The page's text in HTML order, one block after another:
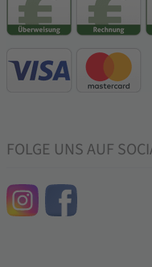
FOLGE UNS AUF